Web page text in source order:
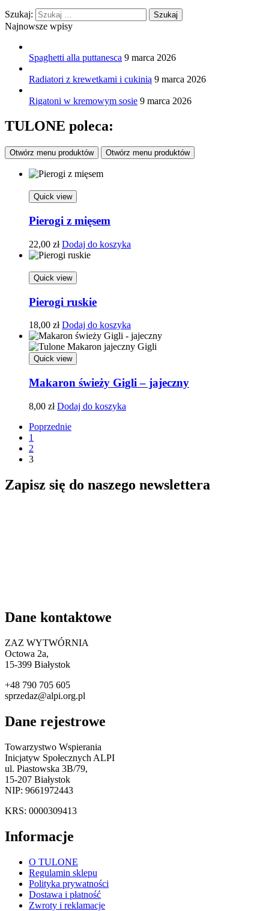
Szukaj:
Najnowsze wpisy
Spaghetti alla puttanesca 9 marca 2026
Radiatori z krewetkami i cukinią 9 marca 2026
Rigatoni w kremowym sosie 9 marca 2026
TULONE poleca:
Otwórz menu produktów Otwórz menu produktów
Quick view
Pierogi z mięsem
22,00 zł Dodaj do koszyka
Quick view
Pierogi ruskie
18,00 zł Dodaj do koszyka
Quick view
Makaron świeży Gigli – jajeczny
8,00 zł Dodaj do koszyka
Poprzednie
1
2
3
Zapisz się do naszego newslettera
Dane kontaktowe
ZAZ WYTWÓRNIA
Octowa 2a,
15-399 Białystok
+48 790 705 605
sprzedaz@alpi.org.pl
Dane rejestrowe
Towarzystwo Wspierania
Inicjatyw Społecznych ALPI
ul. Piastowska 3B/79,
15-207 Białystok
NIP: 9661972443
KRS: 0000309413
Informacje
O TULONE
Regulamin sklepu
Polityka prywatności
Dostawa i płatność
Zwroty i reklamacje